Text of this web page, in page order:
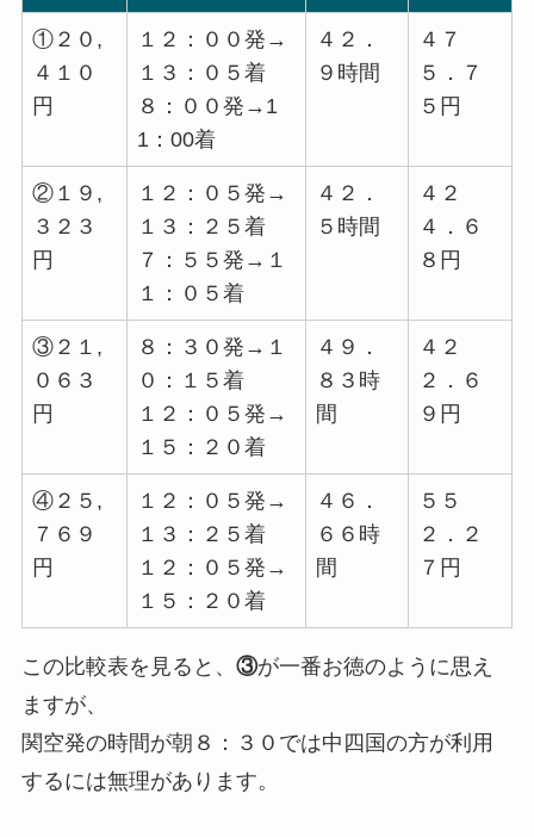
①２０,
４１０
円
１２：００発→
１３：０５着
８：００発→1
1：00着
４２．
９時間
４７
５．７
５円
②１９,
３２３
円
１２：０５発→
１３：２５着
７：５５発→１
１：０５着
４２．
５時間
４２
４．６
８円
③２１,
０６３
円
８：３０発→１
０：１５着
１２：０５発→
１５：２０着
４９．
８３時
間
４２
２．６
９円
④２５,
７６９
円
１２：０５発→
１３：２５着
１２：０５発→
１５：２０着
４６．
６６時
間
５５
２．２
７円
この比較表を見ると、 ③が一番お徳のように思え
ますが、
関空発の時間が朝８：３０では中四国の方が利用
するには無理があります。